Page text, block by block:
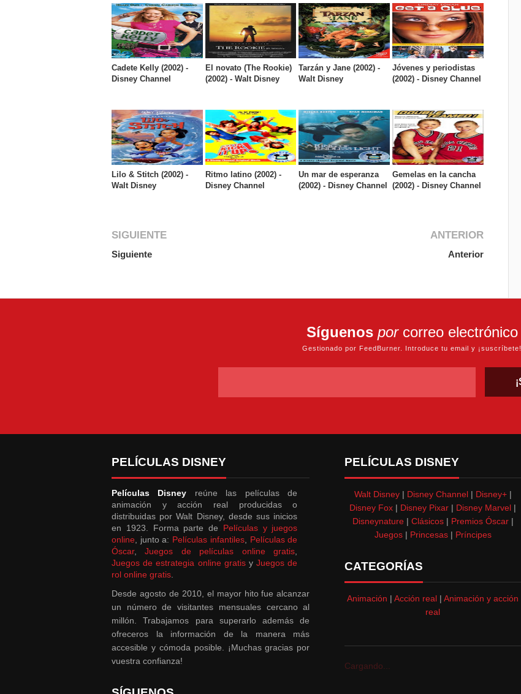
Cadete Kelly (2002) -
Disney Channel
El novato (The Rookie)
(2002) - Walt Disney
Tarzán y Jane (2002) -
Walt Disney
Jóvenes y periodistas
(2002) - Disney Channel
Lilo & Stitch (2002) -
Walt Disney
Ritmo latino (2002) -
Disney Channel
Un mar de esperanza
(2002) - Disney Channel
Gemelas en la cancha
(2002) - Disney Channel
SIGUIENTE
Siguiente
ANTERIOR
Anterior
Síguenos porcorreo electrónico
Gestionado por FeedBurner. Introduce tu email y ¡suscríbete!
PELÍCULAS DISNEY
Walt Disney| Disney Channel| Disney+|
Disney Fox | Disney Pixar | Disney Marvel |
Disneynature| Clásicos| Premios Óscar|
Juegos| Princesas| Príncipes
CATEGORÍAS
Animación | Acción real | Animación y acción
real
Cargando...
PELÍCULAS DISNEY
Películas Disney reúne las películas de
animación y acción real producidas o
distribuidas por Walt Disney, desde sus inicios
en 1923. Forma parte de Películas y juegos
online , junto a: Películas infantiles, Películas de
Óscar,Juegos de películas online gratis
Juegos de estrategia online gratisyJuegos de
rol online gratis
Desde agosto de 2010, el mayor hito fue alcanzar
un número de visitantes mensuales cercano al
millón. Trabajamos para superarlo además de
ofreceros la información de la manera más
accesible y cómoda posible. ¡Muchas gracias por
vuestra confianza!